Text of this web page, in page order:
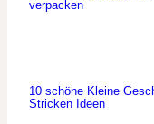
verpacken
10 schöne Kleine
Stricken Ideen